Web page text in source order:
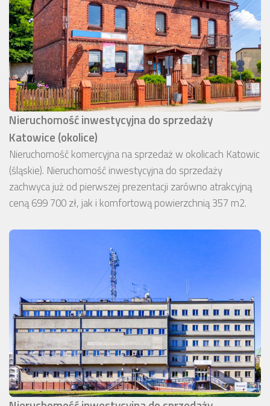
Nieruchomość inwestycyjna do sprzedaży
Katowice (okolice)
Nieruchomość komercyjna na sprzedaż w okolicach Katowic
(śląskie). Nieruchomość inwestycyjna do sprzedaży
zachwyca już od pierwszej prezentacji zarówno atrakcyjną
ceną 699 700 zł, jak i komfortową powierzchnią 357 m2.